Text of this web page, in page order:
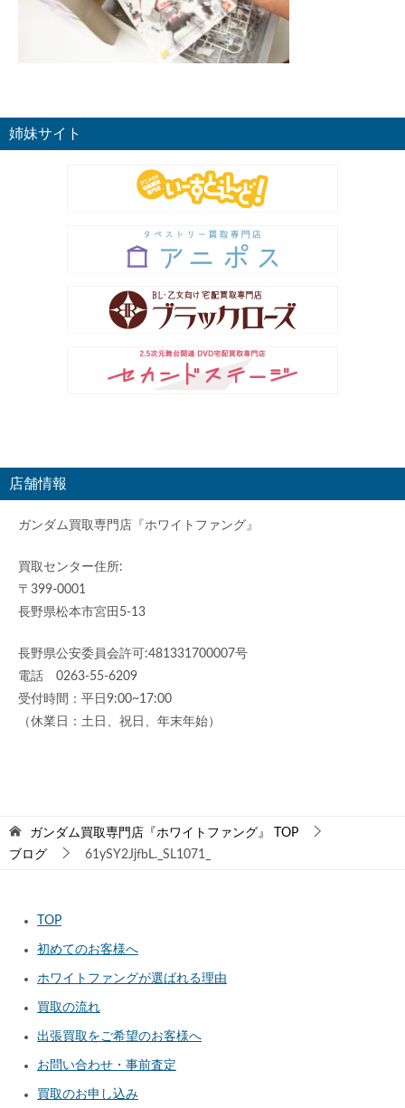
姉妹サイト
店舗情報
ガンダム買取専門店『ホワイトファング』
買取センター住所:
〒399-0001
長野県松本市宮田5-13
長野県公安委員会許可:481331700007号
電話 0263-55-6209
受付時間：平日9:00~17:00
（休業日：土日、祝日、年末年始）
ガンダム買取専門店『ホワイトファング』
TOP
ブログ
61ySY2JjfbL._SL1071_
TOP
初めてのお客様へ
ホワイトファングが選ばれる理由
買取の流れ
出張買取をご希望のお客様へ
お問い合わせ・事前査定
買取のお申し込み